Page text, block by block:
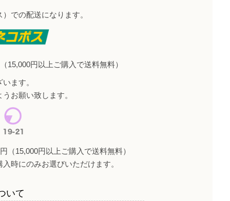
での配送になります。
15,000円以上ご購入で送料無料）
ます。
お願い致します。
（15,000円以上ご購入で送料無料）
時にのみお選びいただけます。
いて